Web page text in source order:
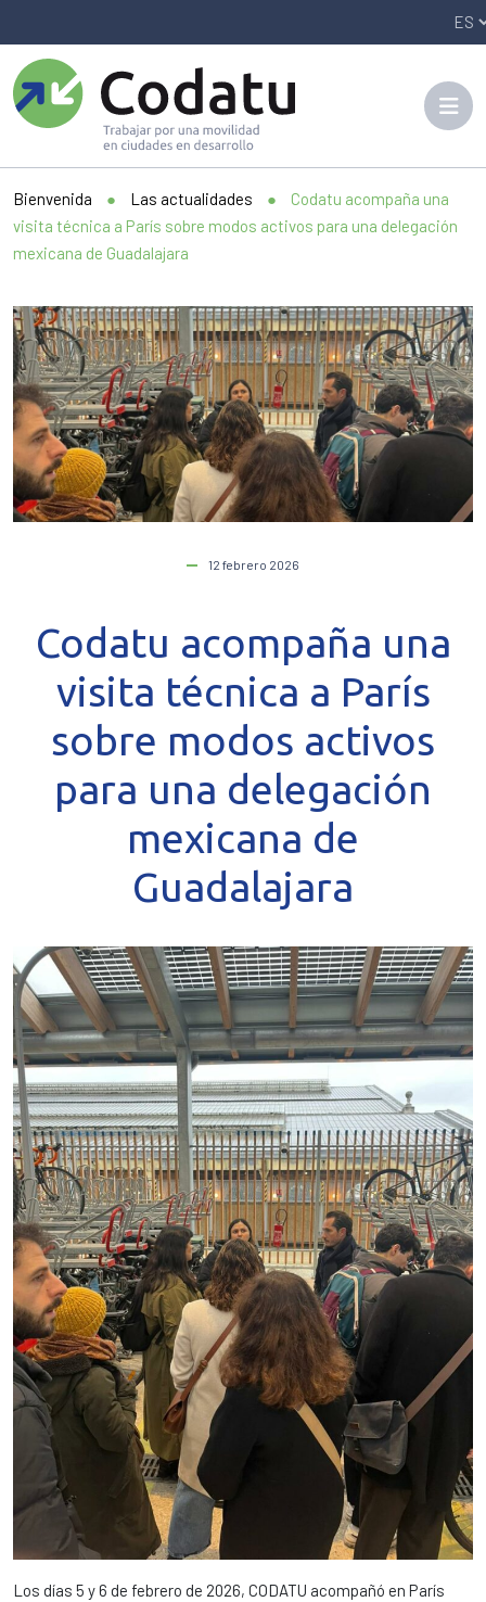
Bienvenida ● Las actualidades ●
Codatu acompaña una
visita técnica a París sobre modos activos para una delegación
mexicana de Guadalajara
12 febrero 2026
Codatu acompaña una
visita técnica a París
sobre modos activos
para una delegación
mexicana de
Guadalajara
Los días 5 y 6 de febrero de 2026, CODATU acompañó en París